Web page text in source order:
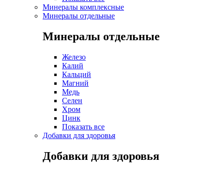
Минералы комплексные
Минералы отдельные
Минералы отдельные
Железо
Калий
Кальций
Магний
Медь
Селен
Хром
Цинк
Показать все
Добавки для здоровья
Добавки для здоровья